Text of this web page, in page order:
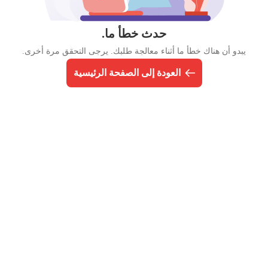
حدث خطأ ما.
يبدو أن هناك خطأ ما أثناء معالجة طلبك. يرجى التحقق مرة أخرى.
العودة إلى الصفحة الرئيسية